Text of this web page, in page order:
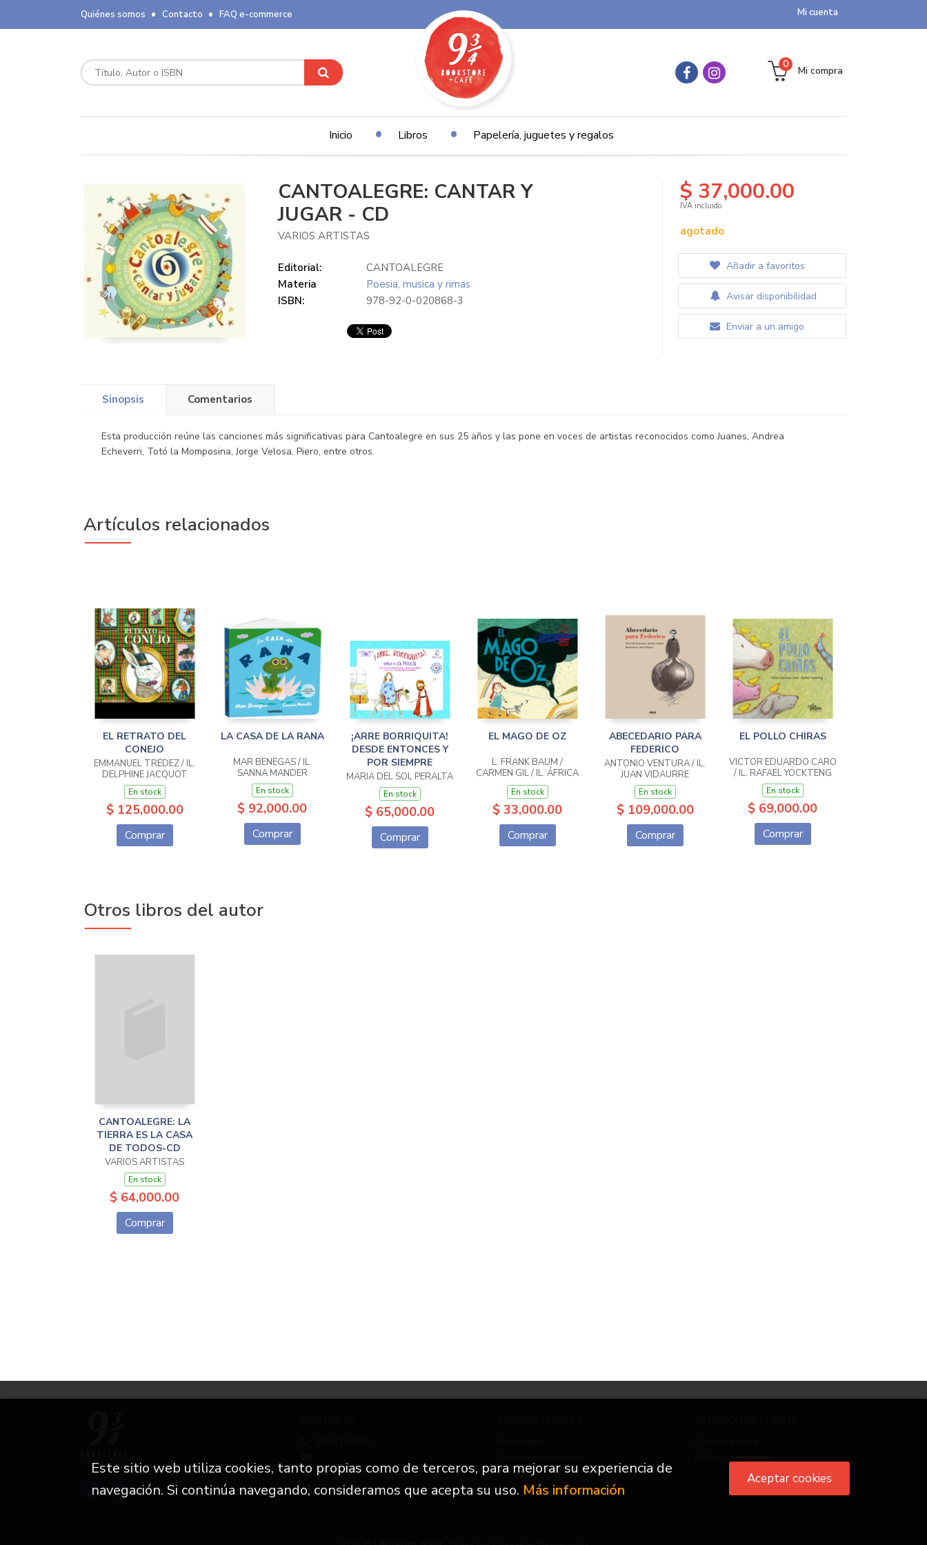
Mi cuenta
Quiénes somos Contacto FAQ e-commerce
Mi compra
0
Inicio Libros Papelería, juguetes y regalos
CANTOALEGRE: CANTAR Y
JUGAR - CD
VARIOS ARTISTAS
Editorial:
CANTOALEGRE
Materia
Poesia, musica y rimas
ISBN:
978-92-0-020868-3
$ 37,000.00
IVA incluido
agotado
Añadir a favoritos
Avisar disponibilidad
Enviar a un amigo
Sinopsis Comentarios
Esta producción reúne las canciones más significativas para Cantoalegre en sus 25 años y las pone en voces de artistas reconocidos como Juanes, Andrea
Echeverri, Totó la Momposina, Jorge Velosa, Piero, entre otros.
Artículos relacionados
EL RETRATO DEL
CONEJO
EMMANUEL TRÉDEZ / IL.
DELPHINE JACQUOT
En stock
$ 125,000.00
Comprar
LA CASA DE LA RANA
MAR BENEGAS / IL.
SANNA MANDER
En stock
$ 92,000.00
Comprar
¡ARRE BORRIQUITA!
DESDE ENTONCES Y
POR SIEMPRE
MARIA DEL SOL PERALTA
En stock
$ 65,000.00
Comprar
EL MAGO DE OZ
L. FRANK BAUM /
CARMEN GIL / IL. ÁFRICA
FANLO
En stock
$ 33,000.00
Comprar
ABECEDARIO PARA
FEDERICO
ANTONIO VENTURA / IL.
JUAN VIDAURRE
En stock
$ 109,000.00
Comprar
EL POLLO CHIRAS
VICTOR EDUARDO CARO
/ IL. RAFAEL YOCKTENG
En stock
$ 69,000.00
Comprar
Otros libros del autor
CANTOALEGRE: LA
TIERRA ES LA CASA
DE TODOS-CD
VARIOS ARTISTAS
En stock
$ 64,000.00
Comprar
info.nuevetrescuartos@gmail.com
Formulario de contacto
Protección de datos
Este sitio web utiliza cookies, tanto propias como de terceros, para mejorar su experiencia de
navegación. Si continúa navegando, consideramos que acepta su uso. Más información
Aceptar cookies